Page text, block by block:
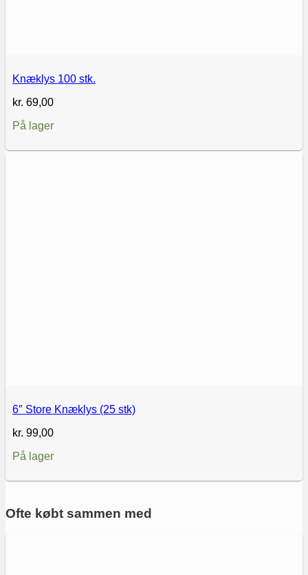
Knæklys 100 stk.
kr. 69,00
På lager
6″ Store Knæklys (25 stk)
kr. 99,00
På lager
Ofte købt sammen med